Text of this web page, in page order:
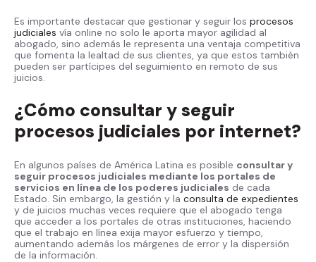
Es importante destacar que gestionar y seguir los procesos
judiciales vía online no solo le aporta mayor agilidad al
abogado, sino además le representa una ventaja competitiva
que fomenta la lealtad de sus clientes, ya que estos también
pueden ser partícipes del seguimiento en remoto de sus
juicios.
¿Cómo consultar y seguir
procesos judiciales por internet?
En algunos países de América Latina es posible consultar y
seguir procesos judiciales mediante los portales de
servicios en línea de los poderes judiciales de cada
Estado. Sin embargo, la gestión y la consulta de expedientes
y de juicios muchas veces requiere que el abogado tenga
que acceder a los portales de otras instituciones, haciendo
que el trabajo en línea exija mayor esfuerzo y tiempo,
aumentando además los márgenes de error y la dispersión
de la información.